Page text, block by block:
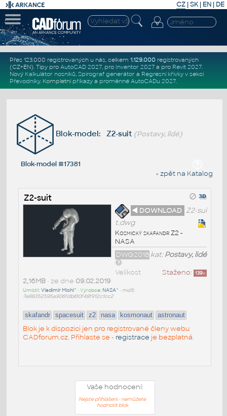
CZ | SK| EN | DE
Přes 123.000 registrovaných u nás, celkem 1.129.000registrovaných
(CZ+EN). Tipy pro AutoCAD 2027, pro Inventor 2027a pro Revit 2027.
Nový Kalkulátor nosníků, Spirograf generátor a Regresní křivkyv sekci
Převodníky. Kompletní příkazya proměnné AutoCADu 2027.
Blok-model: Z2-suit (Postavy, lidé)
Blok-model #17381
« zpět na Katalog
Z2-suit
◄ DOWNLOAD Z2-sui
t.dwg
Kosmický skafandr Z2 -
NASA
kat:Postavy, lidé
DWG2018
Staženo: 139x
Velikost
2,16MB• ze dne 09.02.2019
Umístil:Vladimír Michl^ • Výrobce: NASA^ • md5:
7e88352595a906fdb610f48f912c1cc2
skafandr spacesuit z2 nasa kosmonaut astronaut
Blok je k dispozici jen pro registrované členy webu
CADforum.cz. Přihlaste se - registrace je bezplatná.
Vaše hodnocení:
Nejste přihlášeni - nemůžete
hodnotit blok